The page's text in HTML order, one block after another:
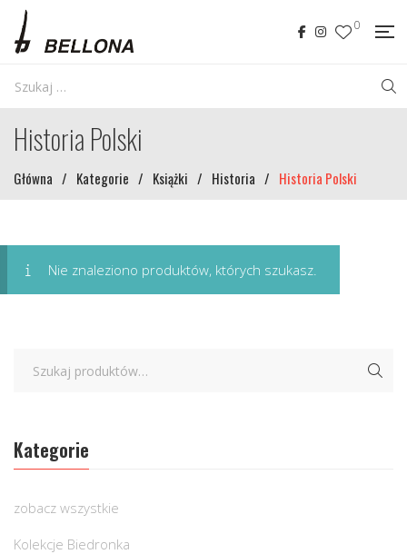
0
Historia Polski
Główna / Kategorie / Książki / Historia / Historia Polski
Nie znaleziono produktów, których szukasz.
Kategorie
zobacz wszystkie
Kolekcje Biedronka